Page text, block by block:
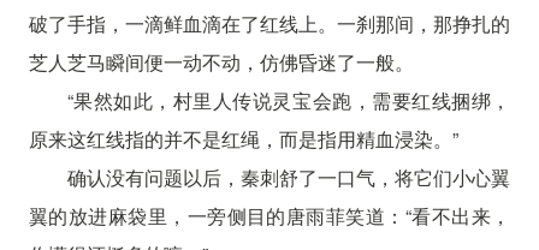
破了手指，一滴鲜血滴在了红线上。一刹那间，那挣扎的
芝人芝马瞬间便一动不动，仿佛昏迷了一般。
“果然如此，村里人传说灵宝会跑，需要红线捆绑，
原来这红线指的并不是红绳，而是指用精血浸染。”
确认没有问题以后，秦刺舒了一口气，将它们小心翼
翼的放进麻袋里，一旁侧目的唐雨菲笑道：“看不出来，